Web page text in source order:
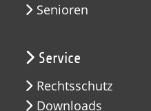
Senioren
Service
Rechtsschutz
Downloads